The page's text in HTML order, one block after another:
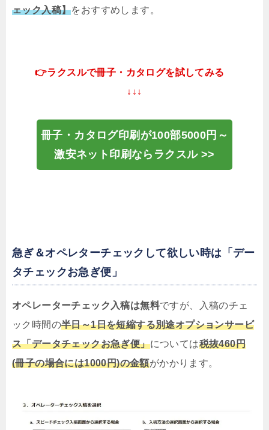
ェック入稿】をおすすめします。
👉ラクスルで冊子・カタログを試してみる
↓↓↓
冊子・カタログ印刷が100部5000円～
激安ネット印刷ならラクスル >>
急ぎ＆オペレターチェックして欲しい時は「デー
タチェックお急ぎ便」
オペレーターチェック入稿は無料ですが、入稿のチェ
ック時間の半日～1日を短縮する別途オプションサービ
ス「データチェックお急ぎ便」については税抜460円
(冊子の場合には1000円)の金額がかかります。